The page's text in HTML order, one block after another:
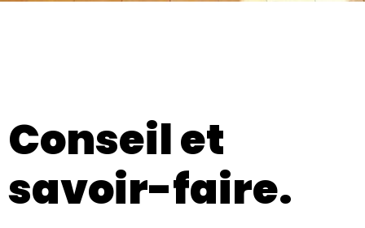
Conseil et
savoir-faire.